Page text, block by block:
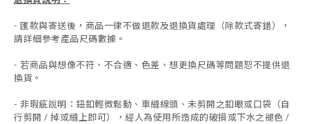
- 匯款與寄送後，商品一律不做退款及退換貨處理（除款式寄錯），
請詳細參考產品尺碼數據 。
- 若商品與想像不符、不合適、色差、想更換尺碼等問題恕不提供退
換貨。
- 非瑕疵說明：鈕釦輕微鬆動、車縫線頭、未剪開之釦眼或口袋（自
行剪開 / 掉或縫上即可），經人為使用所造成的破損或下水之褪色 /